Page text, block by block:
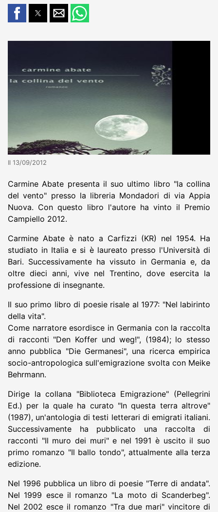
Il 13/09/2012
Carmine Abate presenta il suo ultimo libro "la collina
del vento" presso la libreria Mondadori di via Appia
Nuova. Con questo libro l'autore ha vinto il Premio
Campiello 2012.
Carmine Abate è nato a Carfizzi (KR) nel 1954. Ha
studiato in Italia e si è laureato presso l'Università di
Bari. Successivamente ha vissuto in Germania e, da
oltre dieci anni, vive nel Trentino, dove esercita la
professione di insegnante.
Il suo primo libro di poesie risale al 1977: "Nel labirinto
della vita".
Come narratore esordisce in Germania con la raccolta
di racconti "Den Koffer und weg!", (1984); lo stesso
anno pubblica "Die Germanesi", una ricerca empirica
socio-antropologica sull'emigrazione svolta con Meike
Behrmann.
Dirige la collana "Biblioteca Emigrazione" (Pellegrini
Ed.) per la quale ha curato "In questa terra altrove"
(1987), un'antologia di testi letterari di emigrati italiani.
Successivamente ha pubblicato una raccolta di
racconti "Il muro dei muri" e nel 1991 è uscito il suo
primo romanzo "Il ballo tondo", attualmente alla terza
edizione.
Nel 1996 pubblica un libro di poesie "Terre di andata".
Nel 1999 esce il romanzo "La moto di Scanderbeg".
Nel 2002 esce il romanzo "Tra due mari" vincitore di